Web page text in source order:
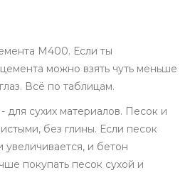
М400. Если ты
можно взять чуть меньше
Всё по таблицам.
для сухих материалов. Песок и
без глины. Если песок
и бетон
покупать песок сухой и